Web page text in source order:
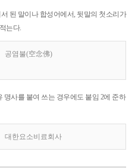
된 말이나 합성어에서, 뒷말의 첫소리가
는다.
공염불(空念佛)
명사를 붙여 쓰는 경우에도 붙임 2에 준하
대한요소비료회사